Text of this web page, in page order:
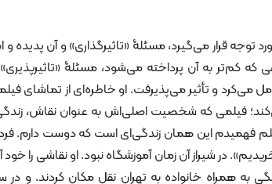
قرار می‌گیرد، مسئلۀ «تاثیرگذاری» و آن پدیده و
کم‌تر به آن پرداخته می‌شود، مسئلۀ
می‌کرد و تأثیر می‌پذیرفت. او خاطره‌ای از تماشای
فیلمی که شخصیت اصلی‌اش به عنوان نقاش،
فهمیدم این همان زندگی‌ای است که دوست دارم.
در شیراز آن زمان آموزشگاه نبود. او نقاشی را